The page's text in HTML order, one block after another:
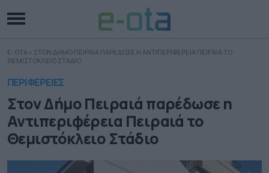
E-OTA » ΣΤΟΝ ΔΗΜΟ ΠΕΙΡΑΙΑ ΠΑΡΕΔΩΣΕ Η ΑΝΤΙΠΕΡΙΦΕΡΕΙΑ ΠΕΙΡΑΙΑ ΤΟ
ΘΕΜΙΣΤΟΚΛΕΙΟ ΣΤΑΔΙΟ
ΠΕΡΙΦΕΡΕΙΕΣ
Στον Δήμο Πειραιά παρέδωσε η
Αντιπεριφέρεια Πειραιά το
Θεμιστόκλειο Στάδιο